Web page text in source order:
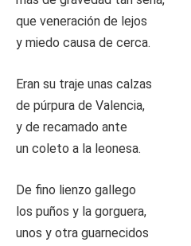
que veneración de lejos
y miedo causa de cerca.
Eran su traje unas calzas
de púrpura de Valencia,
y de recamado ante
un coleto a la leonesa.
De fino lienzo gallego
los puños y la gorguera,
unos y otra guarnecidos